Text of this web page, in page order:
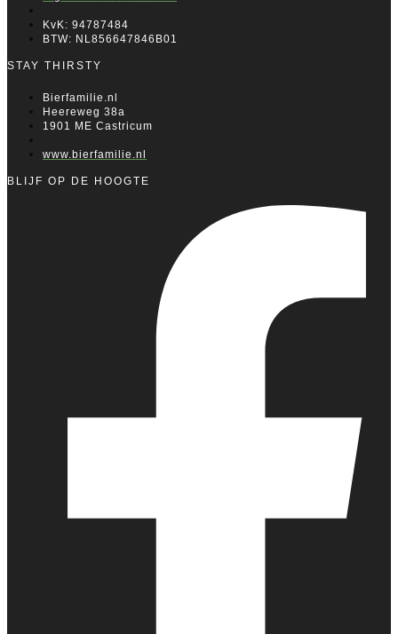
KvK: 94787484
BTW: NL856647846B01
STAY THIRSTY
Bierfamilie.nl
Heereweg 38a
1901 ME Castricum
www.bierfamilie.nl
BLIJF OP DE HOOGTE